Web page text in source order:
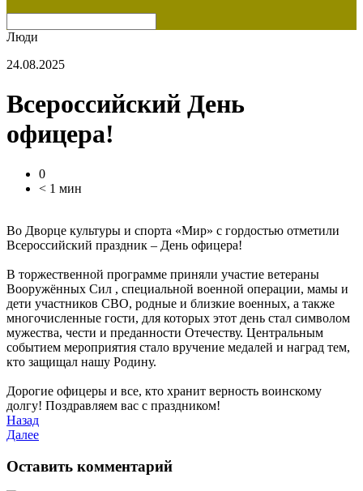
Люди
24.08.2025
Всероссийский День
офицера!
0
< 1 мин
Во Дворце культуры и спорта «Мир» с гордостью отметили
Всероссийский праздник – День офицера!
В торжественной программе приняли участие ветераны
Вооружённых Сил , специальной военной операции, мамы и
дети участников СВО, родные и близкие военных, а также
многочисленные гости, для которых этот день стал символом
мужества, чести и преданности Отечеству. Центральным
событием мероприятия стало вручение медалей и наград тем,
кто защищал нашу Родину.
Дорогие офицеры и все, кто хранит верность воинскому
долгу! Поздравляем вас с праздником!
Назад
Далее
Оставить комментарий